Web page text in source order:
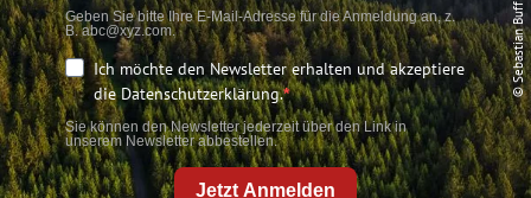
© Sebastian Buff
Geben Sie bitte Ihre E-Mail-Adresse für die Anmeldung an, z.
B. abc@xyz.com.
Ich möchte den Newsletter erhalten und akzeptiere
die Datenschutzerklärung.
Sie können den Newsletter jederzeit über den Link in
unserem Newsletter abbestellen.
Jetzt Anmelden